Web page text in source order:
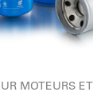
MOTEURS ET